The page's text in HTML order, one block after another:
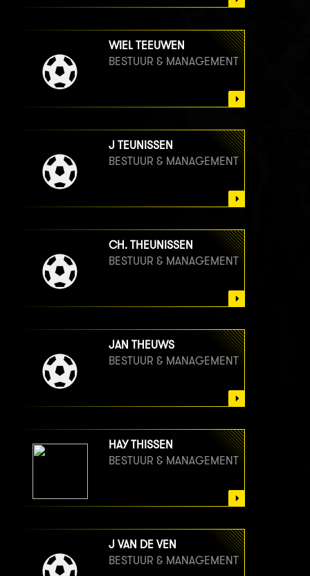
WIEL TEEUWEN
BESTUUR & MANAGEMENT
J TEUNISSEN
BESTUUR & MANAGEMENT
CH. THEUNISSEN
BESTUUR & MANAGEMENT
JAN THEUWS
BESTUUR & MANAGEMENT
HAY THISSEN
BESTUUR & MANAGEMENT
J VAN DE VEN
BESTUUR & MANAGEMENT